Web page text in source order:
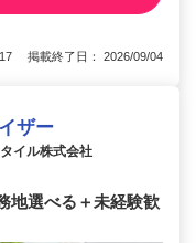
掲載終了日： 2026/09/04
ザー
イル株式会社
地選べる＋未経験歓